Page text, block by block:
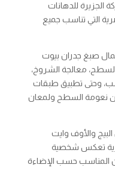
الجزيرة للدهانات
التي تناسب جميع
صبغ جدران بيوت
معالجة الشروخ،
وحتى تطبيق طبقات
نعومة السطح ولمعان
والأوف وايت
تعكس شخصية
المناسب حسب الإضاءة